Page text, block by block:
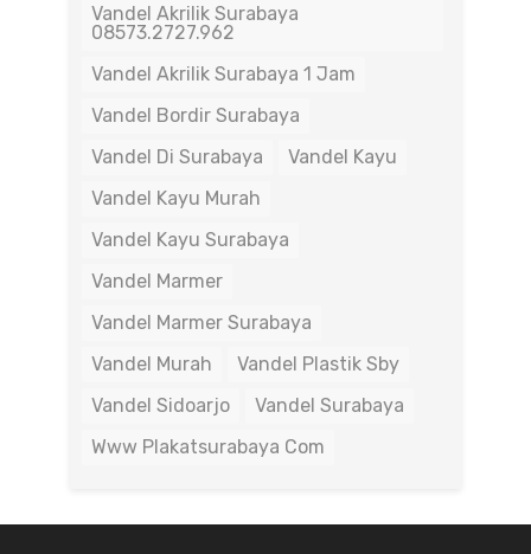
Vandel Akrilik Surabaya
08573.2727.962
Vandel Akrilik Surabaya 1 Jam
Vandel Bordir Surabaya
Vandel Di Surabaya
Vandel Kayu
Vandel Kayu Murah
Vandel Kayu Surabaya
Vandel Marmer
Vandel Marmer Surabaya
Vandel Murah
Vandel Plastik Sby
Vandel Sidoarjo
Vandel Surabaya
Www Plakatsurabaya Com